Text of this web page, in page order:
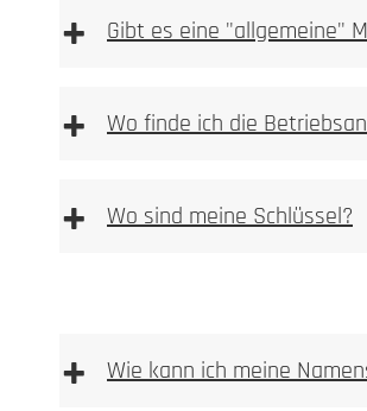
+ Gibt es eine "allgemeine"
+ Wo finde ich die
+ Wo sind meine Schlüssel?
+ Wie kann ich meine